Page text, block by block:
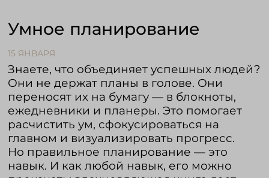
Умное планирование
15 ЯНВАРЯ
Знаете, что объединяет успешных людей?
Они не держат планы в голове. Они
переносят их на бумагу — в блокноты,
ежедневники и планеры. Это помогает
расчистить ум, сфокусироваться на
главном и визуализировать прогресс.
Но правильное планирование — это
навык. И как любой навык, его можно
Запомнить меня Забыли пароль?
Войти в кабинет
Зарегистрироваться